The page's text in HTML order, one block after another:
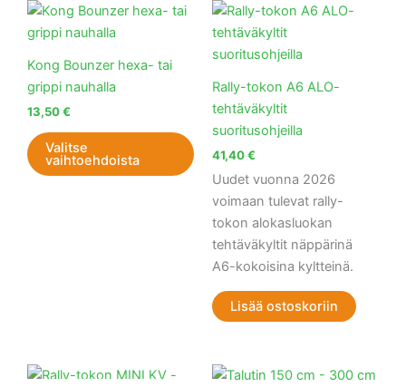
Kong Bounzer hexa- tai
grippi nauhalla
13,50€
Valitse
vaihtoehdoista
Tällä
tuotteella
muunnelma.
Voit
tehdä
valinnat
tuotteen
sivulla.
Rally-tokon A6 ALO-
tehtäväkyltit
suoritusohjeilla
41,40€
Uudet vuonna 2026
voimaan tulevat rally-
tokon alokasluokan
tehtäväkyltit näppärinä
A6-kokoisina kyltteinä.
Lisää ostoskoriin
Tällä
Hintaluokka: